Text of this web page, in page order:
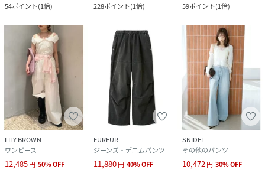
54ポイント(1倍)
228ポイント(1倍)
59ポイント(1倍)
LILY BROWN
ワンピース
12,485円 50%OFF
FURFUR
ジーンズ・デニムパンツ
11,880円 40%OFF
SNIDEL
その他のパンツ
10,472円 30%OFF